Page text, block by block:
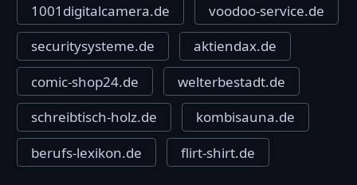
1001digitalcamera.de
voodoo-service.de
securitysysteme.de
aktiendax.de
comic-shop24.de
welterbestadt.de
schreibtisch-holz.de
kombisauna.de
berufs-lexikon.de
flirt-shirt.de